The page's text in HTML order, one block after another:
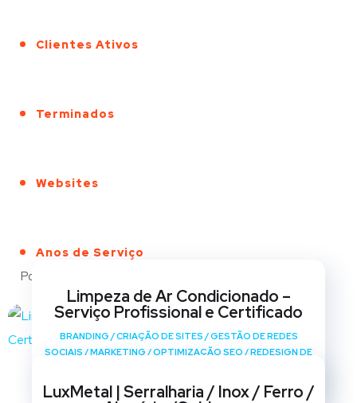
Clientes Ativos
Terminados
Websites
Anos de Serviço
Portfólio
Limpeza de Ar Condicionado –
Serviço Profissional e Certificado
BRANDING /CRIAÇÃO DE SITES /GESTÃO DE REDES
SOCIAIS /MARKETING /OPTIMIZAÇÃO SEO /REDESIGN DE
LuxMetal | Serralharia / Inox / Ferro /